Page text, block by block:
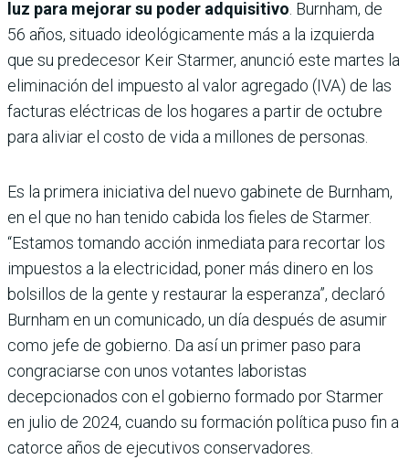
luz para mejorar su poder adquisitivo . Burnham, de
56 años, situado ideológicamente más a la izquierda
que su predecesor Keir Starmer, anunció este martes la
eliminación del impuesto al valor agregado (IVA) de las
facturas eléctricas de los hogares a partir de octubre
para aliviar el costo de vida a millones de personas.
Es la primera iniciativa del nuevo gabinete de Burnham,
en el que no han tenido cabida los fieles de Starmer.
“Estamos tomando acción inmediata para recortar los
impuestos a la electricidad, poner más dinero en los
bolsillos de la gente y restaurar la esperanza”, declaró
Burnham en un comunicado, un día después de asumir
como jefe de gobierno. Da así un primer paso para
congraciarse con unos votantes laboristas
decepcionados con el gobierno formado por Starmer
en julio de 2024, cuando su formación política puso fin a
catorce años de ejecutivos conservadores.